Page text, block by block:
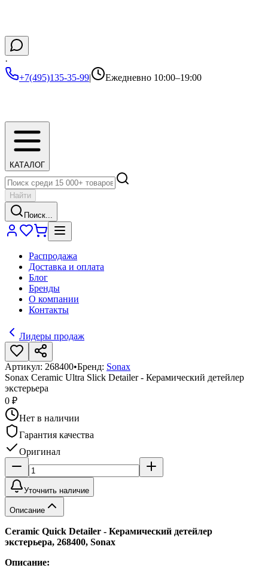
·
+7(495)135-35-99| Ежедневно 10:00–19:00
КАТАЛОГ
Найти
Поиск...
Распродажа
Доставка и оплата
Блог
Бренды
О компании
Контакты
Лидеры продаж
Артикул: 268400•Бренд: Sonax
Sonax Ceramic Ultra Slick Detailer - Керамический детейлер
экстерьера
0 ₽
Нет в наличии
Гарантия качества
Оригинал
Уточнить наличие
Описание
Ceramic Quick Detailer - Керамический детейлер
экстерьера, 268400, Sonax
Описание: